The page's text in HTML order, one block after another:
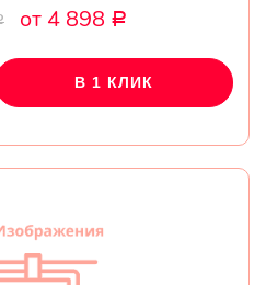
от 4 898 Р
В 1 КЛИК